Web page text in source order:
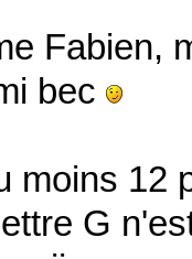
Fabien,
bec
moins 12
G